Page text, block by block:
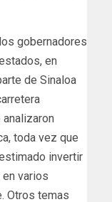
gobernadores
en
de Sinaloa
toda vez que
invertir
varios
Otros temas